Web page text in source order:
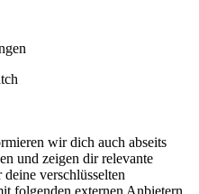
wir dich auch abseits
und zeigen dir relevante
verschlüsselten
folgenden externen Anbietern